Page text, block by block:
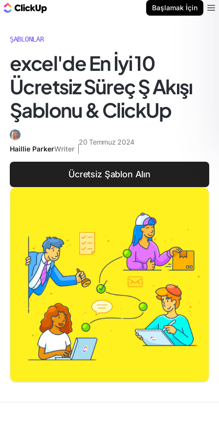
Başlamak İçin
ŞABLONLAR
excel'de En İyi 10
Ücretsiz Süreç Ş Akışı
Şablonu & ClickUp
Haillie ParkerWriter
20 Temmuz 2024
Ücretsiz Şablon Alın